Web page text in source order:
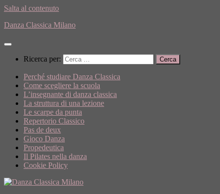
Salta al contenuto
Danza Classica Milano
Ricerca per:
Perché studiare Danza Classica
Come scegliere la scuola
L’insegnante di danza classica
La struttura di una lezione
Le scarpe da punta
Repertorio Classico
Pas de deux
Gioco Danza
Propedeutica
Il Pilates nella danza
Cookie Policy